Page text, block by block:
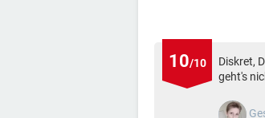
10/10
Diskret,
geht's